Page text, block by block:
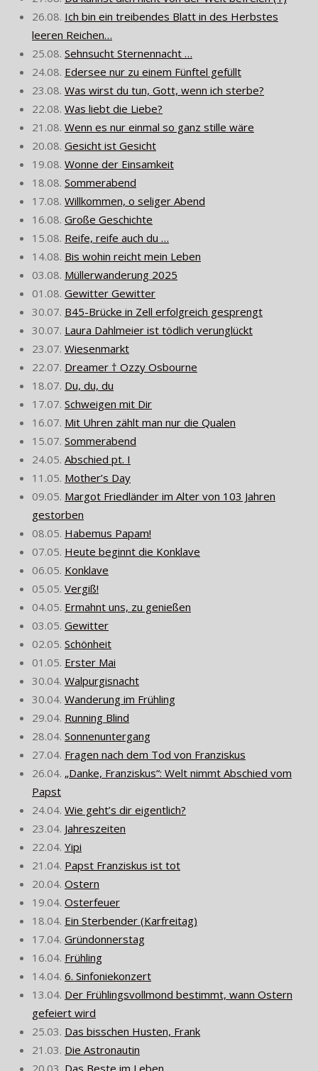
26.08. Ich bin ein treibendes Blatt in des Herbstes
leeren Reichen…
25.08. Sehnsucht Sternennacht …
24.08. Edersee nur zu einem Fünftel gefüllt
23.08. Was wirst du tun, Gott, wenn ich sterbe?
22.08. Was liebt die Liebe?
21.08. Wenn es nur einmal so ganz stille wäre
20.08. Gesicht ist Gesicht
19.08. Wonne der Einsamkeit
18.08. Sommerabend
17.08. Willkommen, o seliger Abend
16.08. Große Geschichte
15.08. Reife, reife auch du …
14.08. Bis wohin reicht mein Leben
03.08. Müllerwanderung 2025
01.08. Gewitter Gewitter
30.07. B45-Brücke in Zell erfolgreich gesprengt
30.07. Laura Dahlmeier ist tödlich verunglückt
23.07. Wiesenmarkt
22.07. Dreamer † Ozzy Osbourne
18.07. Du, du, du
17.07. Schweigen mit Dir
16.07. Mit Uhren zählt man nur die Qualen
15.07. Sommerabend
24.05. Abschied pt. I
11.05. Mother’s Day
09.05. Margot Friedländer im Alter von 103 Jahren
gestorben
08.05. Habemus Papam!
07.05. Heute beginnt die Konklave
06.05. Konklave
05.05. Vergiß!
04.05. Ermahnt uns, zu genießen
03.05. Gewitter
02.05. Schönheit
01.05. Erster Mai
30.04. Walpurgisnacht
30.04. Wanderung im Frühling
29.04. Running Blind
28.04. Sonnenuntergang
27.04. Fragen nach dem Tod von Franziskus
26.04. „Danke, Franziskus“: Welt nimmt Abschied vom
Papst
24.04. Wie geht’s dir eigentlich?
23.04. Jahreszeiten
22.04. Yipi
21.04. Papst Franziskus ist tot
20.04. Ostern
19.04. Osterfeuer
18.04. Ein Sterbender (Karfreitag)
17.04. Gründonnerstag
16.04. Frühling
14.04. 6. Sinfoniekonzert
13.04. Der Frühlingsvollmond bestimmt, wann Ostern
gefeiert wird
25.03. Das bisschen Husten, Frank
21.03. Die Astronautin